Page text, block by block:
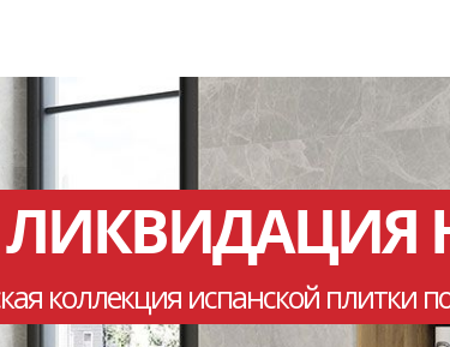
коллекция испанской плитки